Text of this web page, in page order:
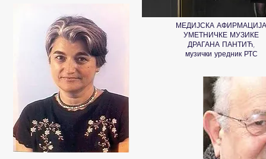
МЕДИЈСКА АФИРМАЦИЈА
УМЕТНИЧКЕ МУЗИКЕ
ДРАГАНА ПАНТИЋ,
музички уредник РТС